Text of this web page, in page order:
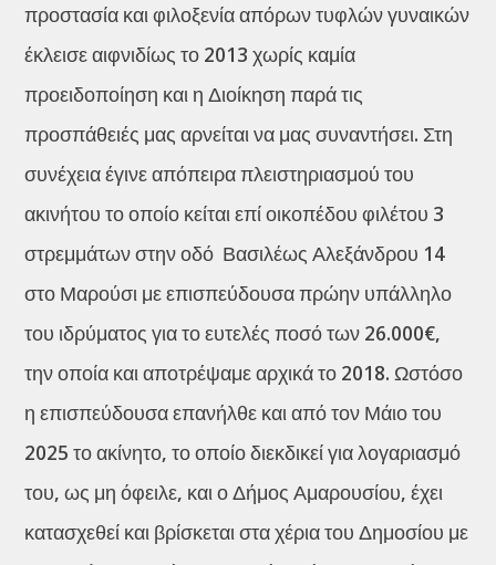
προστασία και φιλοξενία απόρων τυφλών γυναικών
έκλεισε αιφνιδίως το 2013 χωρίς καμία
προειδοποίηση και η Διοίκηση παρά τις
προσπάθειές μας αρνείται να μας συναντήσει. Στη
συνέχεια έγινε απόπειρα πλειστηριασμού του
ακινήτου το οποίο κείται επί οικοπέδου φιλέτου 3
στρεμμάτων στην οδό Βασιλέως Αλεξάνδρου 14
στο Μαρούσι με επισπεύδουσα πρώην υπάλληλο
του ιδρύματος για το ευτελές ποσό των 26.000€,
την οποία και αποτρέψαμε αρχικά το 2018. Ωστόσο
η επισπεύδουσα επανήλθε και από τον Μάιο του
2025 το ακίνητο, το οποίο διεκδικεί για λογαριασμό
του, ως μη όφειλε, και ο Δήμος Αμαρουσίου, έχει
κατασχεθεί και βρίσκεται στα χέρια του Δημοσίου με